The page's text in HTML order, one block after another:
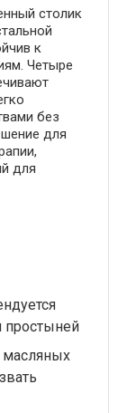
столик
к
Четыре
без
для
для
простыней
масляных